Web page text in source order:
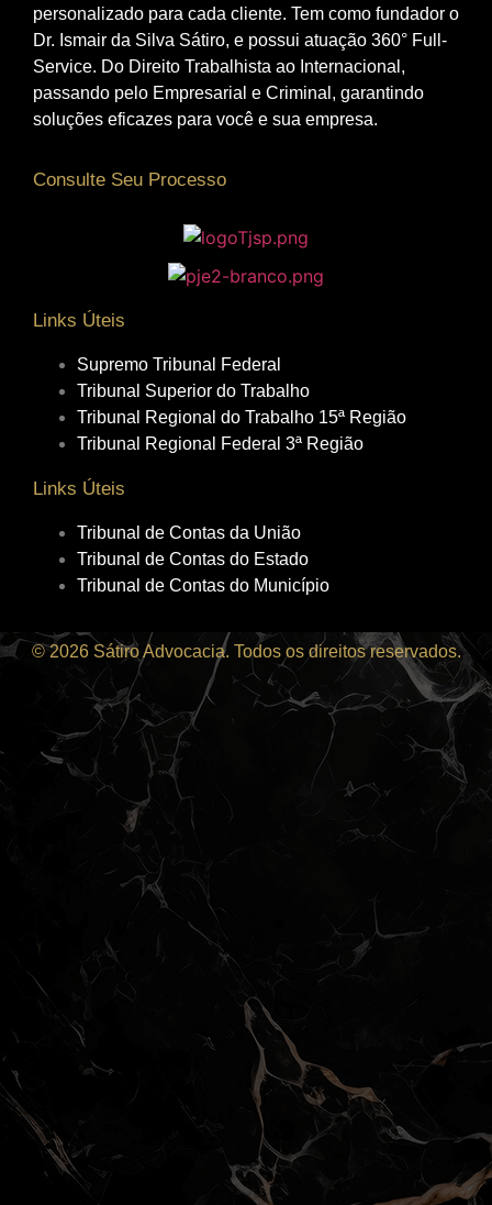
personalizado para cada cliente. Tem como fundador o
Dr. Ismair da Silva Sátiro, e possui atuação 360° Full-
Service. Do Direito Trabalhista ao Internacional,
passando pelo Empresarial e Criminal, garantindo
soluções eficazes para você e sua empresa.
Consulte Seu Processo
Links Úteis
Supremo Tribunal Federal
Tribunal Superior do Trabalho
Tribunal Regional do Trabalho 15ª Região
Tribunal Regional Federal 3ª Região
Links Úteis
Tribunal de Contas da União
Tribunal de Contas do Estado
Tribunal de Contas do Município
© 2026 Sátiro Advocacia. Todos os direitos reservados.